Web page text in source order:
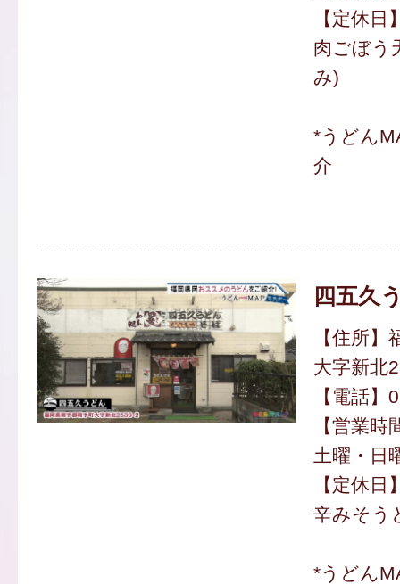
【定休
肉ごぼう
み)
*うどん
介
四五久
【住所
大字新北
【電話
【営業
土曜・日
【定休日
辛みそう
*うどん